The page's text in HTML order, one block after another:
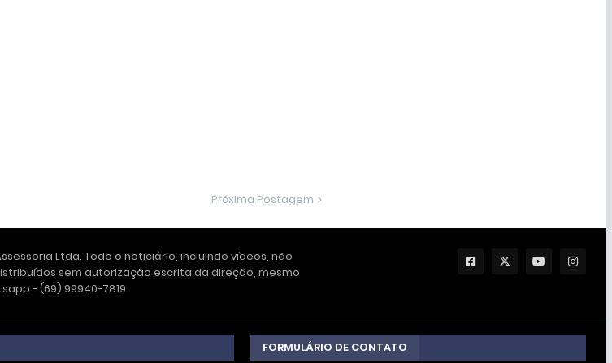
Próxima Postagem
Ltda. Todo o noticiário, incluindo vídeos, não
sem autorização escrita da direção, mesmo
- (69) 99940-7819
FORMULÁRIO DE CONTATO